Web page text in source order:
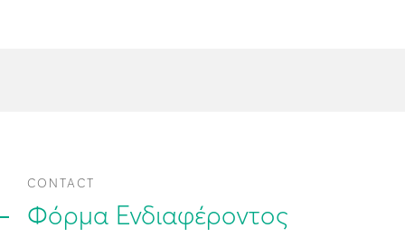
CONTACT
Φόρμα Ενδιαφέροντος